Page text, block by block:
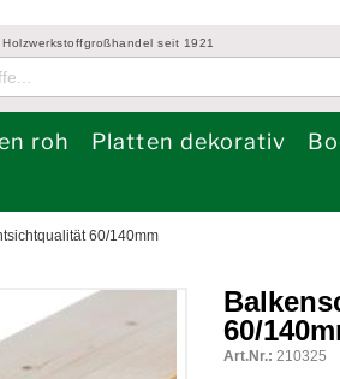
seit 1921
roh Platten dekorativ
60/140mm
60/
Art.Nr.: 210325